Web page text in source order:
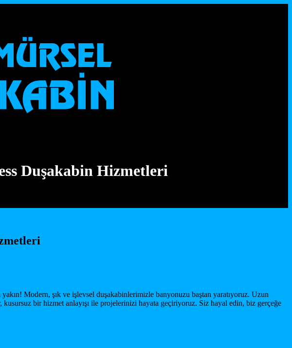
Duşakabin Hizmetleri
Modern, şık ve işlevsel duşakabinlerimizle banyonuzu baştan yaratıyoruz. Uzun
bir hizmet anlayışı ile projelerinizi hayata geçiriyoruz. Siz hayal edin, biz gerçeğe